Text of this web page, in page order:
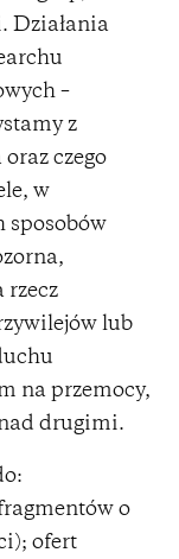
Działania
–
z
czego
w
sposobów
rzecz
lub
na przemocy,
drugimi.
o
ofert